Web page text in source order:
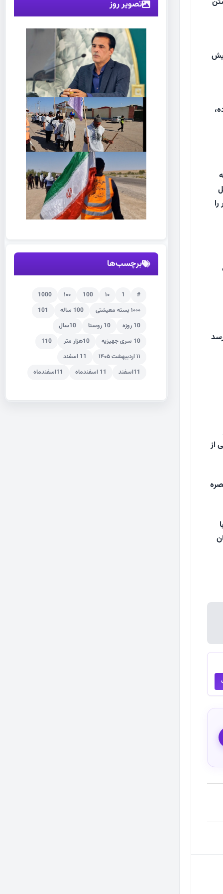
وابستگی مراکز ماده ۱۶ به
تومان می‌رسد
از
تصویر روز
برچسب‌ها
#
1 ۱۰ 100 ۱۰۰
1000
۱۰۰۰ بسته معیشتی
100 ساله
101
10 روزه
10 روستا
10سال
10 سری جهیزیه
10هزار متر
110
۱۱ اردیبهشت ۱۴۰۵
11 اسفند
11اسفند
11 اسفندماه 11اسفندماه